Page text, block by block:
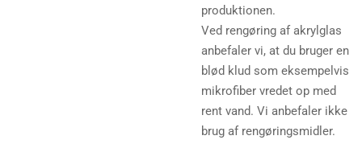
produktionen.
Ved rengøring af akrylglas
anbefaler vi, at du bruger en
blød klud som eksempelvis
mikrofiber vredet op med
rent vand. Vi anbefaler ikke
brug af rengøringsmidler.